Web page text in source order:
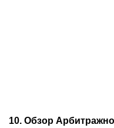
10. Обзор